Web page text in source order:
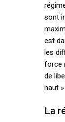
sont
est
les
force
de
haut
La